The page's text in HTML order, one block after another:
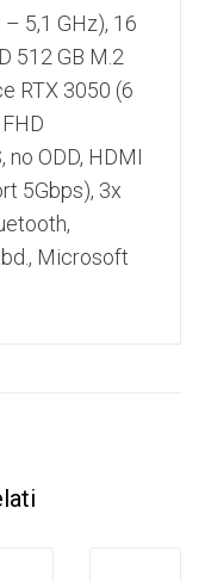
5,1 GHz), 16
512 GB M.2
RTX 3050 (6
ODD, HDMI
5Gbps), 3x
Microsoft